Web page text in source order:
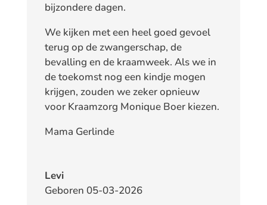
bijzondere dagen.
We kijken met een heel goed gevoel
terug op de zwangerschap, de
bevalling en de kraamweek. Als we in
de toekomst nog een kindje mogen
krijgen, zouden we zeker opnieuw
voor Kraamzorg Monique Boer kiezen.
Mama Gerlinde
Levi
Geboren 05-03-2026